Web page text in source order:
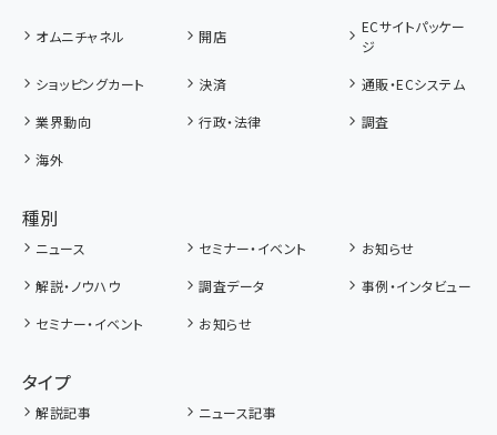
オムニチャネル 開店
ECサイトパッケー
ジ
ショッピングカート
決済
通販・ECシステム
業界動向
行政・法律
調査
海外
種別
ニュース セミナー・イベント
お知らせ
解説・ノウハウ
調査データ
事例・インタビュー
セミナー・イベント
お知らせ
タイプ
解説記事 ニュース記事